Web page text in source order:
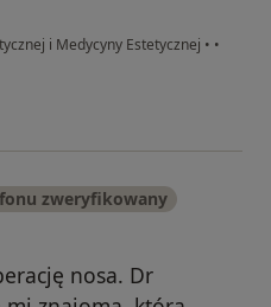
i Medycyny Estetycznej • •
zweryfikowany
nosa. Dr